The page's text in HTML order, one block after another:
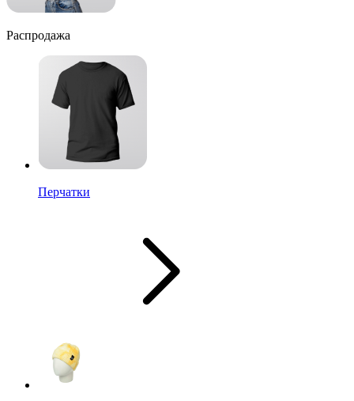
Распродажа
Перчатки